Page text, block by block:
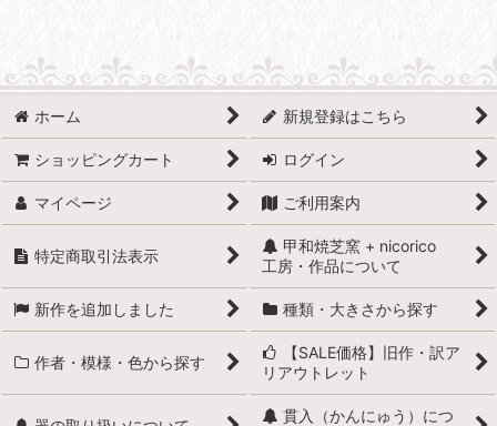
ホーム 新規登録はこちら
ショッピングカート ログイン
マイページ ご利用案内
特定商取引法表示
甲和焼芝窯 + nicorico
工房・作品について
新作を追加しました 種類・大きさから探す
作者・模様・色から探す
【SALE価格】旧作・訳ア
リアウトレット
貫入（かんにゅう）につ